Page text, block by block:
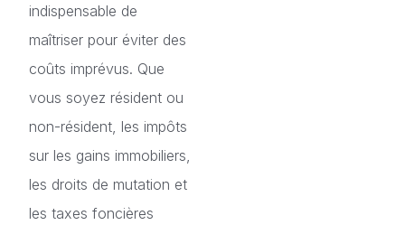
indispensable de
maîtriser pour éviter des
coûts imprévus. Que
vous soyez résident ou
non-résident, les impôts
sur les gains immobiliers,
les droits de mutation et
les taxes foncières